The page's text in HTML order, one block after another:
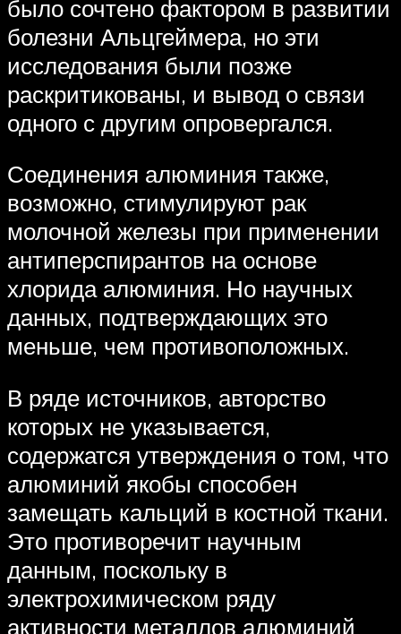
было сочтено фактором в развитии
болезни Альцгеймера, но эти
исследования были позже
раскритикованы, и вывод о связи
одного с другим опровергался.
Соединения алюминия также,
возможно, стимулируют рак
молочной железы при применении
антиперспирантов на основе
хлорида алюминия. Но научных
данных, подтверждающих это
меньше, чем противоположных.
В ряде источников, авторство
которых не указывается,
содержатся утверждения о том, что
алюминий якобы способен
замещать кальций в костной ткани.
Это противоречит научным
данным, поскольку в
электрохимическом ряду
активности металлов алюминий